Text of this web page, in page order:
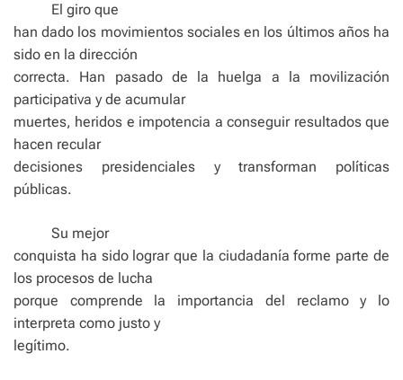
El giro que
han dado los movimientos sociales en los últimos años ha
sido en la dirección
correcta. Han pasado de la huelga a la movilización
participativa y de acumular
muertes, heridos e impotencia a conseguir resultados que
hacen recular
decisiones presidenciales y transforman políticas
públicas.
Su mejor
conquista ha sido lograr que la ciudadanía forme parte de
los procesos de lucha
porque comprende la importancia del reclamo y lo
interpreta como justo y
legítimo.